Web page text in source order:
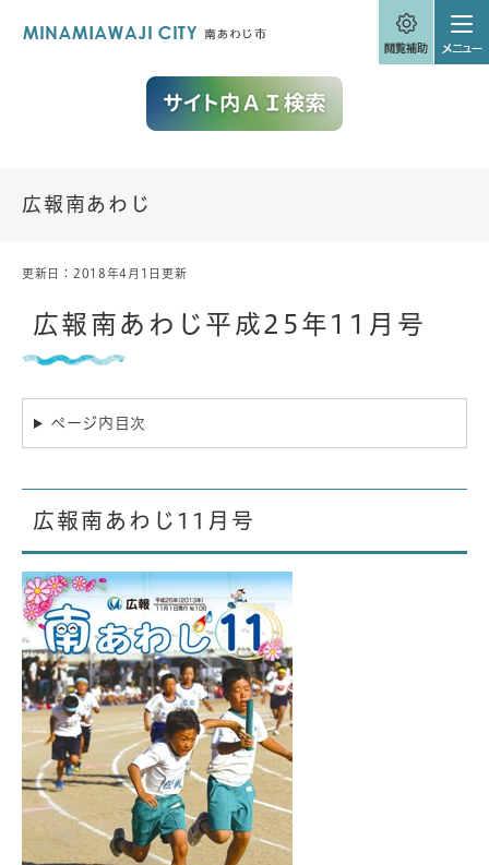
広報南あわじ
本
更新日：2018年4月1日更新
広報南あわじ平成25年11月号
ページ内目次
広報南あわじ11月号